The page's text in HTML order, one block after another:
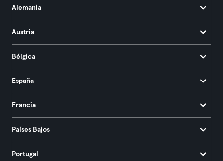
Alemania
Austria
Bélgica
España
Francia
Países Bajos
Portugal